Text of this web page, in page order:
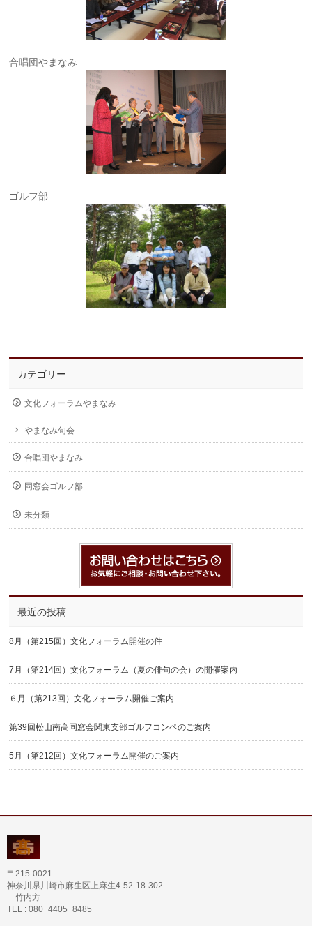
合唱団やまなみ
ゴルフ部
カテゴリー
文化フォーラムやまなみ
やまなみ句会
合唱団やまなみ
同窓会ゴルフ部
未分類
最近の投稿
8月（第215回）文化フォーラム開催の件
7月（第214回）文化フォーラム（夏の俳句の会）の開催案内
６月（第213回）文化フォーラム開催ご案内
第39回松山南高同窓会関東支部ゴルフコンペのご案内
5月（第212回）文化フォーラム開催のご案内
〒215-0021
神奈川県川崎市麻生区上麻生4-52-18-302
竹内方
TEL : 080−4405−8485